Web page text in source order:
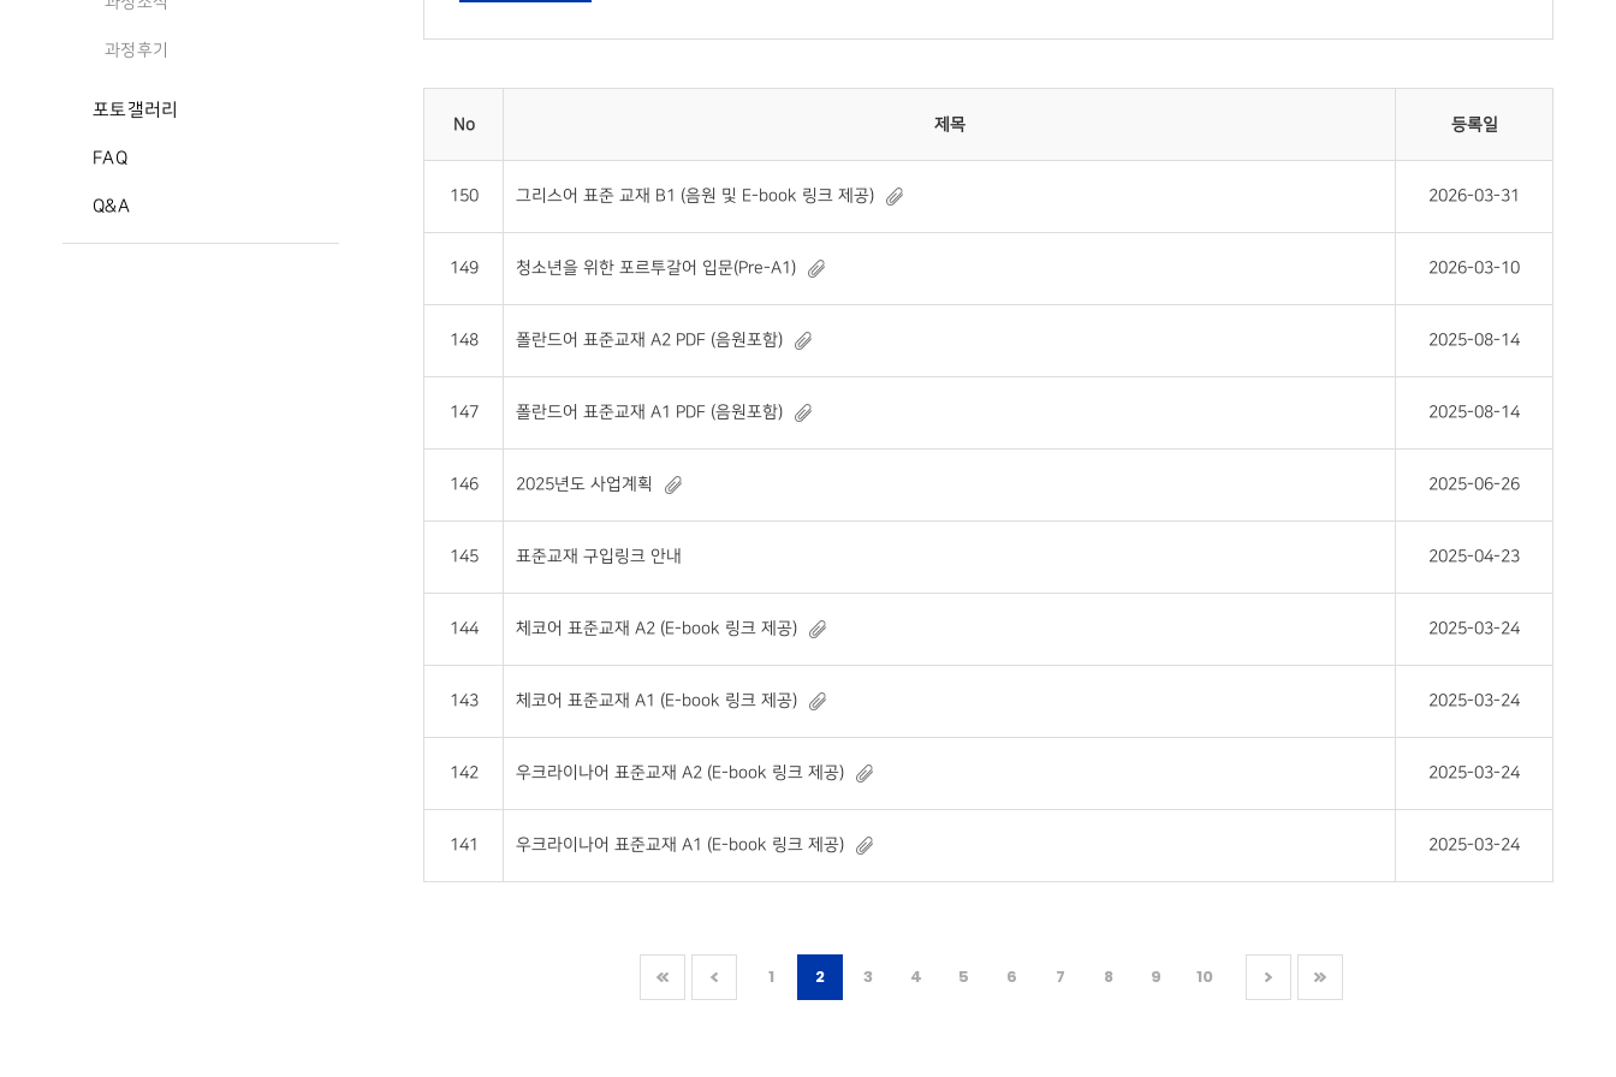
과정후기
포토갤러리
FAQ
Q&A
No 제목 등록일
150 그리스어 표준 교재 B1 (음원 및 E-book 링크 제공) 2026-03-31
149 청소년을 위한 포르투갈어 입문(Pre-A1) 2026-03-10
148 폴란드어 표준교재 A2 PDF (음원포함) 2025-08-14
147 폴란드어 표준교재 A1 PDF (음원포함) 2025-08-14
146 2025년도 사업계획 2025-06-26
145 표준교재 구입링크 안내 2025-04-23
144 체코어 표준교재 A2 (E-book 링크 제공) 2025-03-24
143 체코어 표준교재 A1 (E-book 링크 제공) 2025-03-24
142 우크라이나어 표준교재 A2 (E-book 링크 제공) 2025-03-24
141 우크라이나어 표준교재 A1 (E-book 링크 제공) 2025-03-24
1 2 3 4 5 6 7 8 9 10